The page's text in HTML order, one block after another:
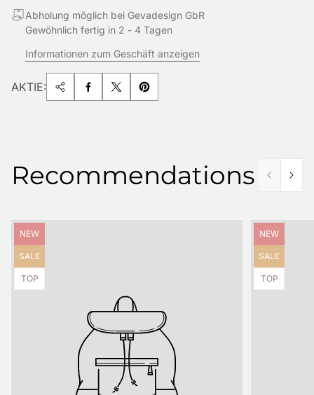
Abholung möglich bei Gevadesign GbR
Gewöhnlich fertig in 2 - 4 Tagen
Informationen zum Geschäft anzeigen
AKTIE:
Recommendations
Produktbezeichnung:
NEW
Produktbezeichnung:
SALE
Produktbezeichnung:
TOP
NEW
SALE
TOP